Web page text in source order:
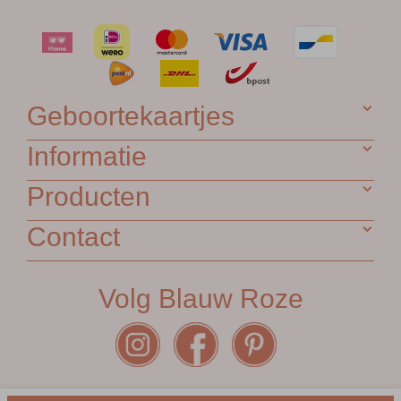
Geboortekaartjes
Informatie
Producten
Contact
Volg Blauw Roze